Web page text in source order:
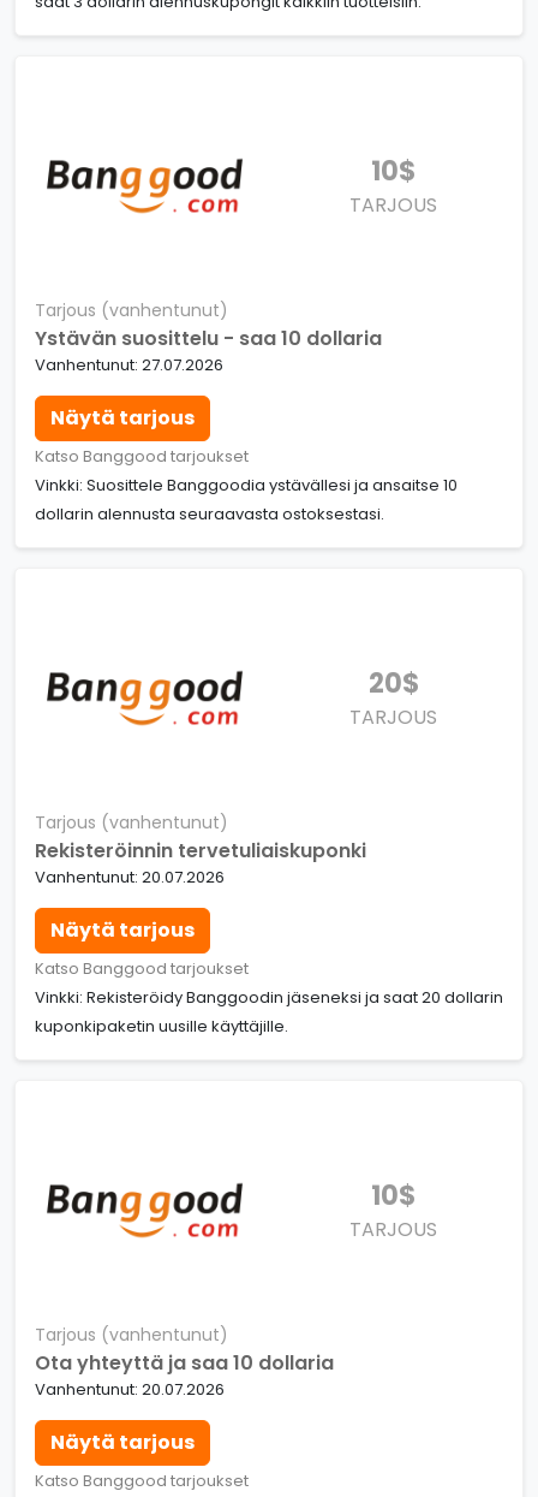
10$
TARJOUS
Tarjous (vanhentunut)
Ystävän suosittelu - saa 10 dollaria
Vanhentunut: 27.07.2026
Näytä tarjous
Katso Banggood tarjoukset
Vinkki: Suosittele Banggoodia ystävällesi ja ansaitse 10
dollarin alennusta seuraavasta ostoksestasi.
20$
TARJOUS
Tarjous (vanhentunut)
Rekisteröinnin tervetuliaiskuponki
Vanhentunut: 20.07.2026
Näytä tarjous
Katso Banggood tarjoukset
Vinkki: Rekisteröidy Banggoodin jäseneksi ja saat 20 dollarin
kuponkipaketin uusille käyttäjille.
10$
TARJOUS
Tarjous (vanhentunut)
Ota yhteyttä ja saa 10 dollaria
Vanhentunut: 20.07.2026
Näytä tarjous
Katso Banggood tarjoukset